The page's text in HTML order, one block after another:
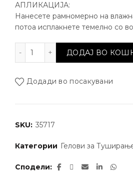
АПЛИКАЦИЈА:
Нанесете рамномерно на
потоа исплакнете темелно со
Азиски Centella гел за
ДОДАЈ ВО
Додади во посакувани
SKU: 35717
Категории Гелови за
Сподели